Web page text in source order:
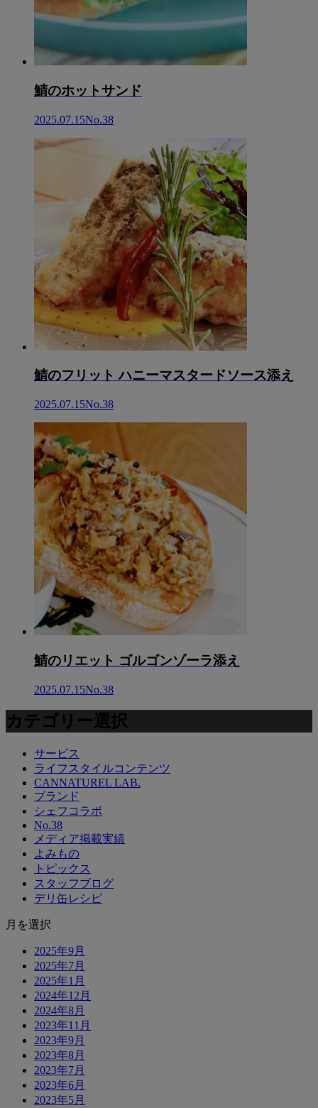
鯖のホットサンド
2025.07.15No.38
鯖のフリット ハニーマスタードソース添え
2025.07.15No.38
鯖のリエット ゴルゴンゾーラ添え
2025.07.15No.38
カテゴリー選択
サービス
ライフスタイルコンテンツ
CANNATUREL LAB.
ブランド
シェフコラボ
No.38
メディア掲載実績
よみもの
トピックス
スタッフブログ
デリ缶レシピ
月を選択
2025年9月
2025年7月
2025年1月
2024年12月
2024年8月
2023年11月
2023年9月
2023年8月
2023年7月
2023年6月
2023年5月